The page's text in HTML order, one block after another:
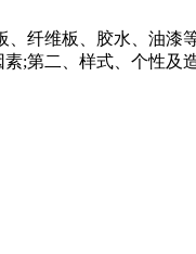
纤维板、胶水、油
;第二、样式、个性及